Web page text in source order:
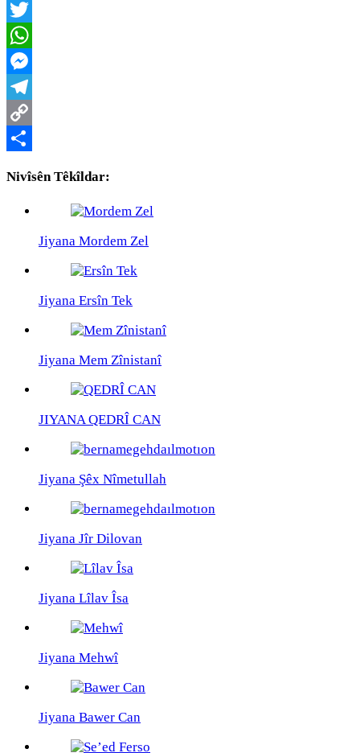
Facebook
Twitter
WhatsApp
Messenger
Telegram
Copy
Nivîsên Têkîldar:
Jiyana Mordem Zel
Jiyana Ersîn Tek
Jiyana Mem Zînistanî
JIYANA QEDRÎ CAN
Jiyana Şêx Nîmetullah
Jiyana Jîr Dilovan
Jiyana Lîlav Îsa
Jiyana Mehwî
Jiyana Bawer Can